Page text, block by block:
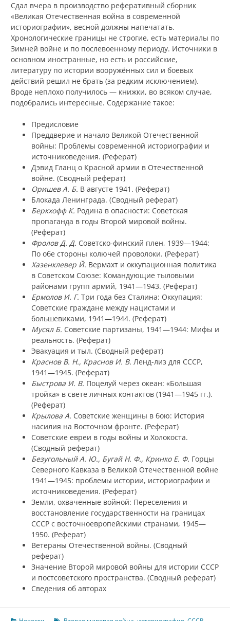
Сдал вчера в производство реферативный сборник
«Великая Отечественная война в современной
историографии», весной должны напечатать.
Хронологические границы не строгие, есть материалы по
Зимней войне и по послевоенному периоду. Источники в
основном иностранные, но есть и российские,
литературу по истории вооружённых сил и боевых
действий решил не брать (за редким исключением).
Вроде неплохо получилось — книжки, во всяком случае,
подобрались интересные. Содержание такое:
Предисловие
Преддверие и начало Великой Отечественной
войны: Проблемы современной историографии и
источниковедения. (Реферат)
Дэвид Гланц о Красной армии в Отечественной
войне. (Сводный реферат)
Оришев А. Б. В августе 1941. (Реферат)
Блокада Ленинграда. (Сводный реферат)
Беркхофф К. Родина в опасности: Советская
пропаганда в годы Второй мировой войны.
(Реферат)
Фролов Д. Д. Советско-финский плен, 1939—1944:
По обе стороны колючей проволоки. (Реферат)
Хазенклевер Й. Вермахт и оккупационная политика
в Советском Союзе: Командующие тыловыми
районами групп армий, 1941—1943. (Реферат)
Ермолов И. Г. Три года без Сталина: Оккупация:
Советские граждане между нацистами и
большевиками, 1941—1944. (Реферат)
Мусял Б. Советские партизаны, 1941—1944: Мифы и
реальность. (Реферат)
Эвакуация и тыл. (Сводный реферат)
Краснов В. Н., Краснов И. В. Ленд-лиз для СССР,
1941—1945. (Реферат)
Быстрова И. В. Поцелуй через океан: «Большая
тройка» в свете личных контактов (1941—1945 гг.).
(Реферат)
Крылова А. Советские женщины в бою: История
насилия на Восточном фронте. (Реферат)
Советские евреи в годы войны и Холокоста.
(Сводный реферат)
Безугольный А. Ю., Бугай Н. Ф., Кринко Е. Ф. Горцы
Северного Кавказа в Великой Отечественной войне
1941—1945: проблемы истории, историографии и
источниковедения. (Реферат)
Земли, охваченные войной: Переселения и
восстановление государственности на границах
СССР с восточноевропейскими странами, 1945—
1950. (Реферат)
Ветераны Отечественной войны. (Сводный
реферат)
Значение Второй мировой войны для истории СССР
и постсоветского пространства. (Сводный реферат)
Сведения об авторах